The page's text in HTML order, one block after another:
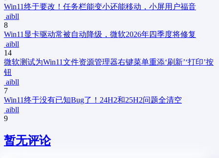
Win11终于要改！任务栏能变小还能移动，小屏用户福音
aibll
8
Win11显卡驱动常被自动降级，微软2026年四季度将修复
aibll
14
微软测试为Win11文件资源管理器右键菜单重添‘刷新’‘打印’按
钮
aibll
7
Win11终于没有已知Bug了！24H2和25H2问题全清空
aibll
9
暂无评论